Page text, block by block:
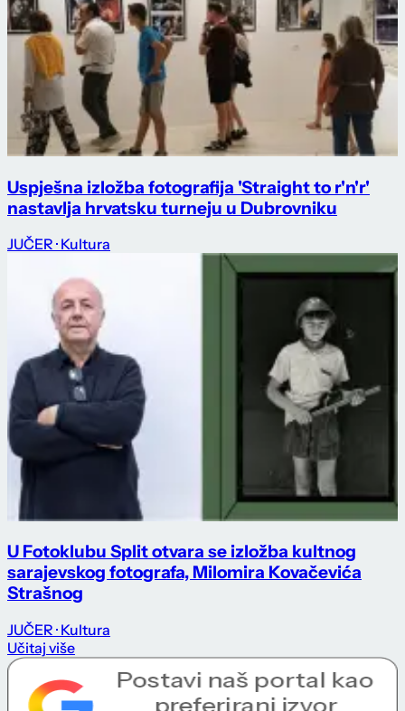
Uspješna izložba fotografija 'Straight to r'n'r'
nastavlja hrvatsku turneju u Dubrovniku
JUČER · Kultura
U Fotoklubu Split otvara se izložba kultnog
sarajevskog fotografa, Milomira Kovačevića
Strašnog
JUČER · Kultura
Učitaj više